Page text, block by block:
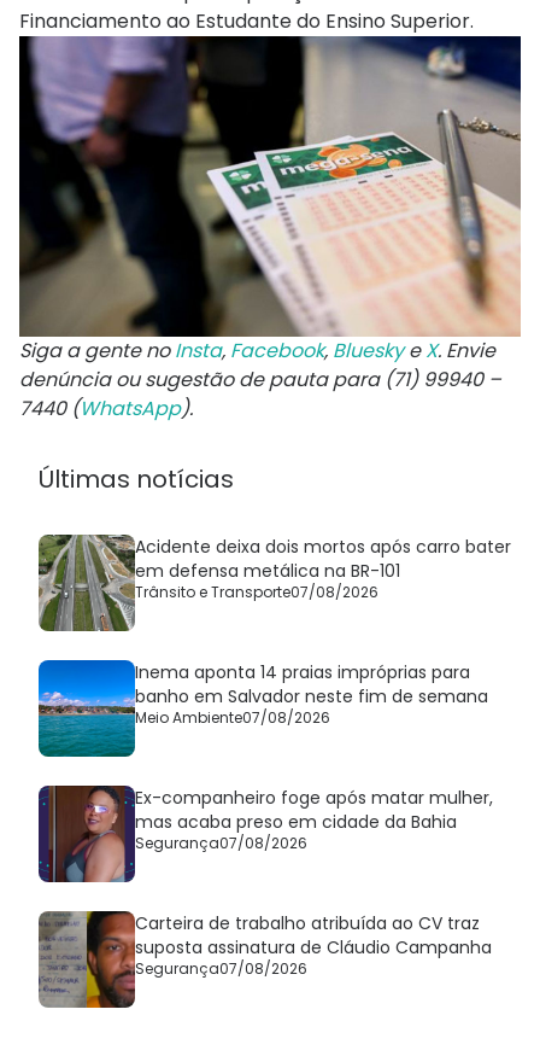
Financiamento ao Estudante do Ensino Superior.
Siga a gente noInsta, Facebook, BlueskyeX. Envie
denúncia ou sugestão de pauta para (71) 99940 –
7440 (WhatsApp).
Últimas notícias
Acidente deixa dois mortos após carro bater
em defensa metálica na BR-101
Trânsito e Transporte07/08/2026
Inema aponta 14 praias impróprias para
banho em Salvador neste fim de semana
Meio Ambiente07/08/2026
Ex-companheiro foge após matar mulher,
mas acaba preso em cidade da Bahia
Segurança07/08/2026
Carteira de trabalho atribuída ao CV traz
suposta assinatura de Cláudio Campanha
Segurança07/08/2026